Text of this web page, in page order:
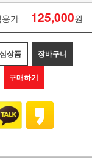
가 125,000원
상품 장바구니
구매하기